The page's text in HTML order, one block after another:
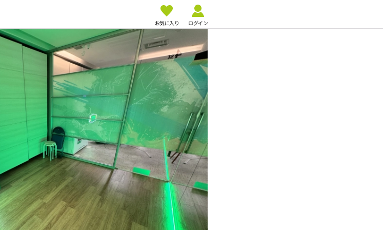
お気に入り ログイン